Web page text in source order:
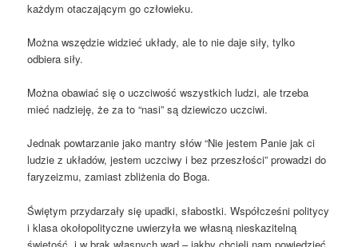
każdym otaczającym go człowieku.
Można wszędzie widzieć układy, ale to nie daje siły, tylko
odbiera siły.
Można obawiać się o uczciwość wszystkich ludzi, ale trzeba
mieć nadzieję, że za to “nasi” są dziewiczo uczciwi.
Jednak powtarzanie jako mantry słów “Nie jestem Panie jak ci
ludzie z układów, jestem uczciwy i bez przeszłości” prowadzi do
faryzeizmu, zamiast zbliżenia do Boga.
Świętym przydarzały się upadki, słabostki. Współcześni politycy
i klasa okołopolityczne uwierzyła we własną nieskazitelną
świętość, i w brak własnych wad – jakby chcieli nam powiedzieć,